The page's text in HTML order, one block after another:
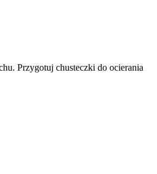
Przygotuj chusteczki do ocierania